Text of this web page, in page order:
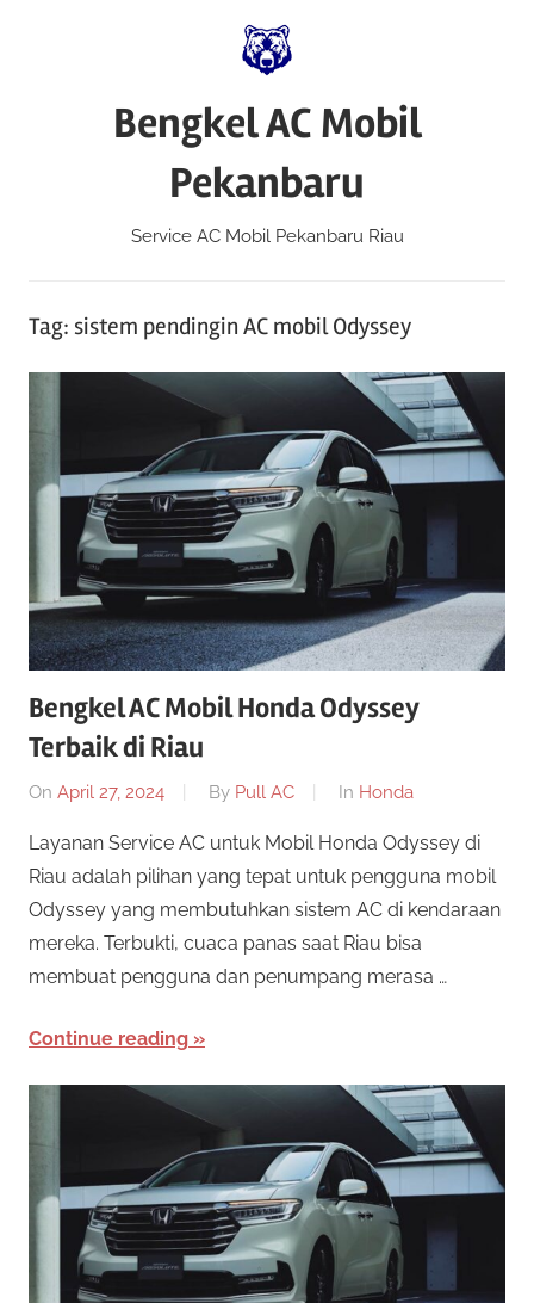
Bengkel AC Mobil
Pekanbaru
Service AC Mobil Pekanbaru Riau
Tag: sistem pendingin AC mobil Odyssey
Bengkel AC Mobil Honda Odyssey
Terbaik di Riau
On April 27, 2024 By Pull AC In Honda
Layanan Service AC untuk Mobil Honda Odyssey di
Riau adalah pilihan yang tepat untuk pengguna mobil
Odyssey yang membutuhkan sistem AC di kendaraan
mereka. Terbukti, cuaca panas saat Riau bisa
membuat pengguna dan penumpang merasa …
Continue reading